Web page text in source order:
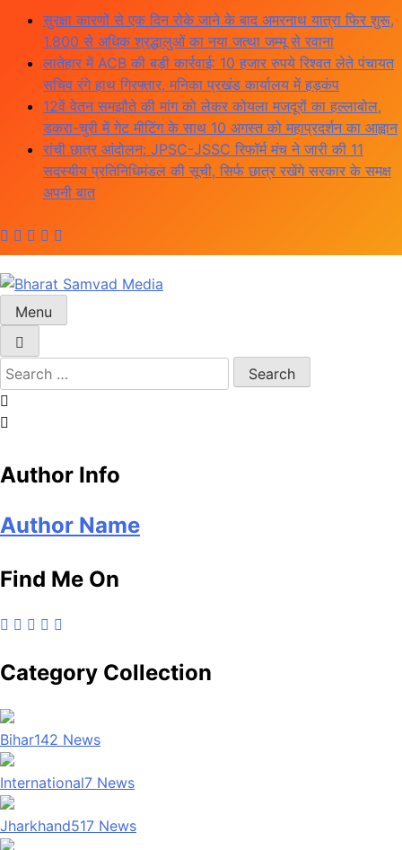
content
सुरक्षा कारणों से एक दिन रोके जाने के बाद अमरनाथ यात्रा फिर शुरू,
1,800 से अधिक श्रद्धालुओं का नया जत्था जम्मू से रवाना
लातेहार में ACB की बड़ी कार्रवाई: 10 हजार रुपये रिश्वत लेते पंचायत
सचिव रंगे हाथ गिरफ्तार, मनिका प्रखंड कार्यालय में हड़कंप
12वें वेतन समझौते की मांग को लेकर कोयला मजदूरों का हल्लाबोल,
डकरा-चुरी में गेट मीटिंग के साथ 10 अगस्त को महाप्रदर्शन का आह्वान
रांची छात्र आंदोलन: JPSC-JSSC रिफॉर्म मंच ने जारी की 11
सदस्यीय प्रतिनिधिमंडल की सूची, सिर्फ छात्र रखेंगे सरकार के समक्ष
अपनी बात
Bharat Samvad Media
Menu
Search
for:
Author Info
Author Name
Find Me On
Category Collection
Bihar142 News
International7 News
Jharkhand517 News